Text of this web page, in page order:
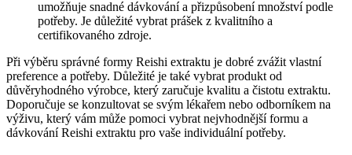
umožňuje snadné dávkování a přizpůsobení množství podle
potřeby. Je důležité vybrat prášek z kvalitního a
certifikovaného zdroje.
Při výběru správné formy Reishi extraktu je dobré zvážit vlastní
preference a potřeby. Důležité je také vybrat produkt od
důvěryhodného výrobce, který zaručuje kvalitu a čistotu extraktu.
Doporučuje se konzultovat se svým lékařem nebo odborníkem na
výživu, který vám může pomoci vybrat nejvhodnější formu a
dávkování Reishi extraktu pro vaše individuální potřeby.